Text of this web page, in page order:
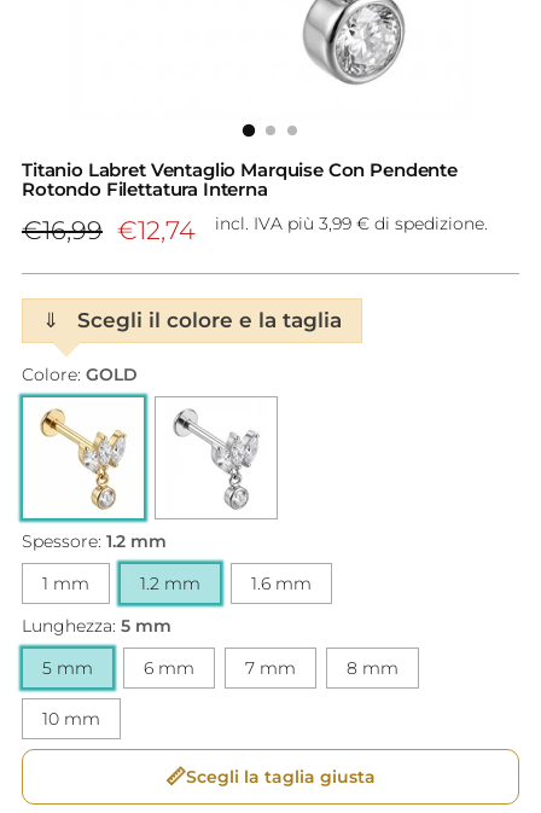
Titanio Labret Ventaglio Marquise Con Pendente
Rotondo Filettatura Interna
Prezzo
listino
€16,99 €12,74 incl. IVA più 3,99 € di spedizione.
⇓ Scegli il colore e la taglia
Colore: GOLD
Spessore: 1.2 mm
1 mm 1.2 mm 1.6 mm
Lunghezza: 5 mm
5 mm 6 mm 7 mm 8 mm
10 mm
📏Scegli la taglia giusta